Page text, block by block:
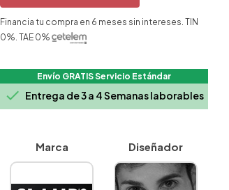
Financia tu compra en 6 meses sin intereses. TIN
0%. TAE 0%
Envío GRATIS Servicio Estándar
 Entrega de 3 a 4 Semanas laborables
Marca Diseñador